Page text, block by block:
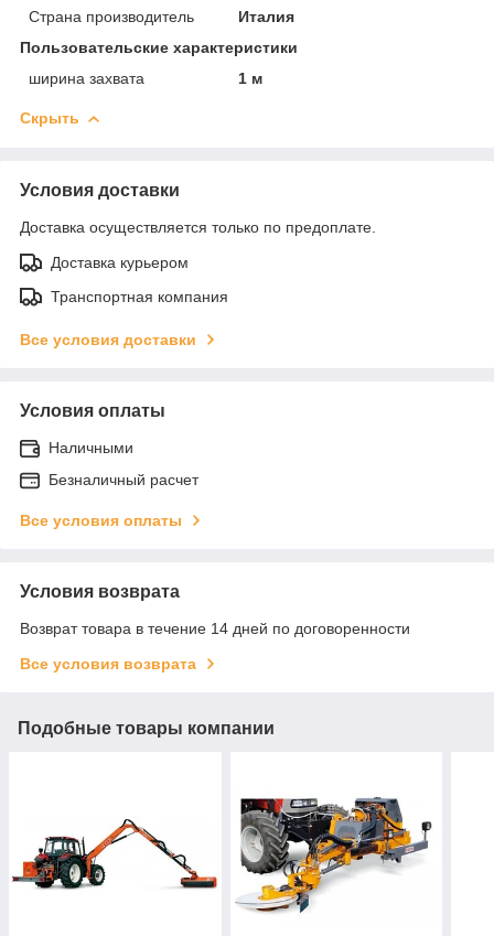
Страна производитель
Италия
Пользовательские характеристики
ширина захвата
1 м
Скрыть
Условия доставки
Доставка осуществляется только по предоплате.
Доставка курьером
Транспортная компания
Все условия доставки
Условия оплаты
Наличными
Безналичный расчет
Все условия оплаты
Условия возврата
Возврат товара в течение 14 дней по договоренности
Все условия возврата
Подобные товары компании